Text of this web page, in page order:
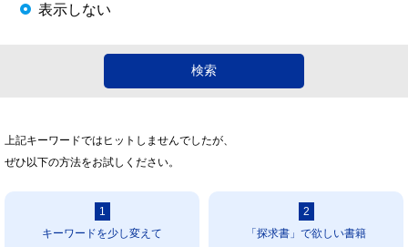
表示しない
上記キーワードではヒットしませんでしたが、
ぜひ以下の方法をお試しください。
1
キーワードを少し変えて
2
「探求書」で欲しい書籍